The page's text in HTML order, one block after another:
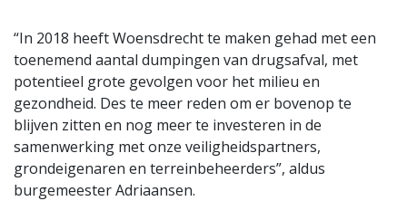
“In 2018 heeft Woensdrecht te maken gehad met een
toenemend aantal dumpingen van drugsafval, met
potentieel grote gevolgen voor het milieu en
gezondheid. Des te meer reden om er bovenop te
blijven zitten en nog meer te investeren in de
samenwerking met onze veiligheidspartners,
grondeigenaren en terreinbeheerders”, aldus
burgemeester Adriaansen.